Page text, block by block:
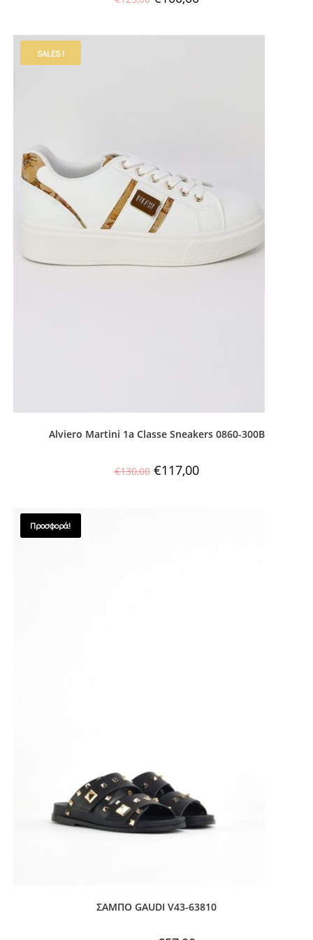
SALES !
Alviero Martini 1a Classe Sneakers 0860-300B
€130,00 €117,00
SALES !
Προσφορά!
ΣΑΜΠΟ GAUDI V43-63810